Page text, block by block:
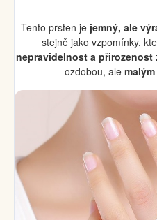
Tento prsten je jemný, ale
stejně jako vzpomínky,
nepravidelnost a přirozenost
ozdobou, ale